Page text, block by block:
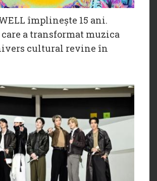
împlinește 15 ani.
a transformat muzica
cultural revine în